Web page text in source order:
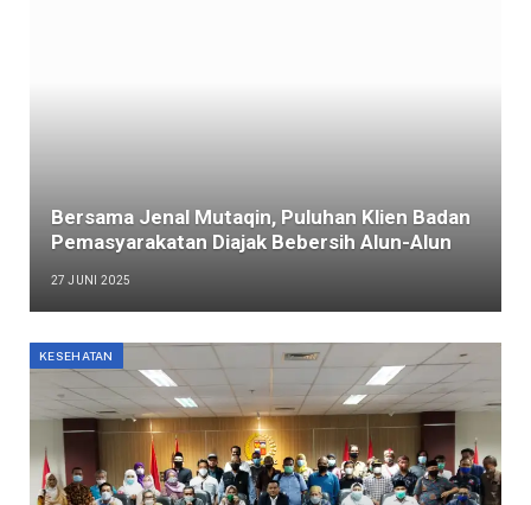
Bersama Jenal Mutaqin, Puluhan Klien Badan
Pemasyarakatan Diajak Bebersih Alun-Alun
27 JUNI 2025
KESEHATAN